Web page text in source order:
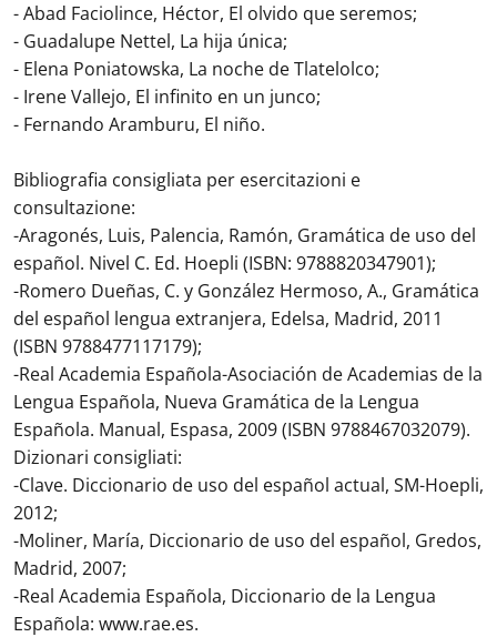
- Abad Faciolince, Héctor, El olvido que seremos;
- Guadalupe Nettel, La hija única;
- Elena Poniatowska, La noche de Tlatelolco;
- Irene Vallejo, El infinito en un junco;
- Fernando Aramburu, El niño.
Bibliografia consigliata per esercitazioni e
consultazione:
-Aragonés, Luis, Palencia, Ramón, Gramática de uso del
español. Nivel C. Ed. Hoepli (ISBN: 9788820347901);
-Romero Dueñas, C. y González Hermoso, A., Gramática
del español lengua extranjera, Edelsa, Madrid, 2011
(ISBN 9788477117179);
-Real Academia Española-Asociación de Academias de la
Lengua Española, Nueva Gramática de la Lengua
Española. Manual, Espasa, 2009 (ISBN 9788467032079).
Dizionari consigliati:
-Clave. Diccionario de uso del español actual, SM-Hoepli,
2012;
-Moliner, María, Diccionario de uso del español, Gredos,
Madrid, 2007;
-Real Academia Española, Diccionario de la Lengua
Española: www.rae.es.